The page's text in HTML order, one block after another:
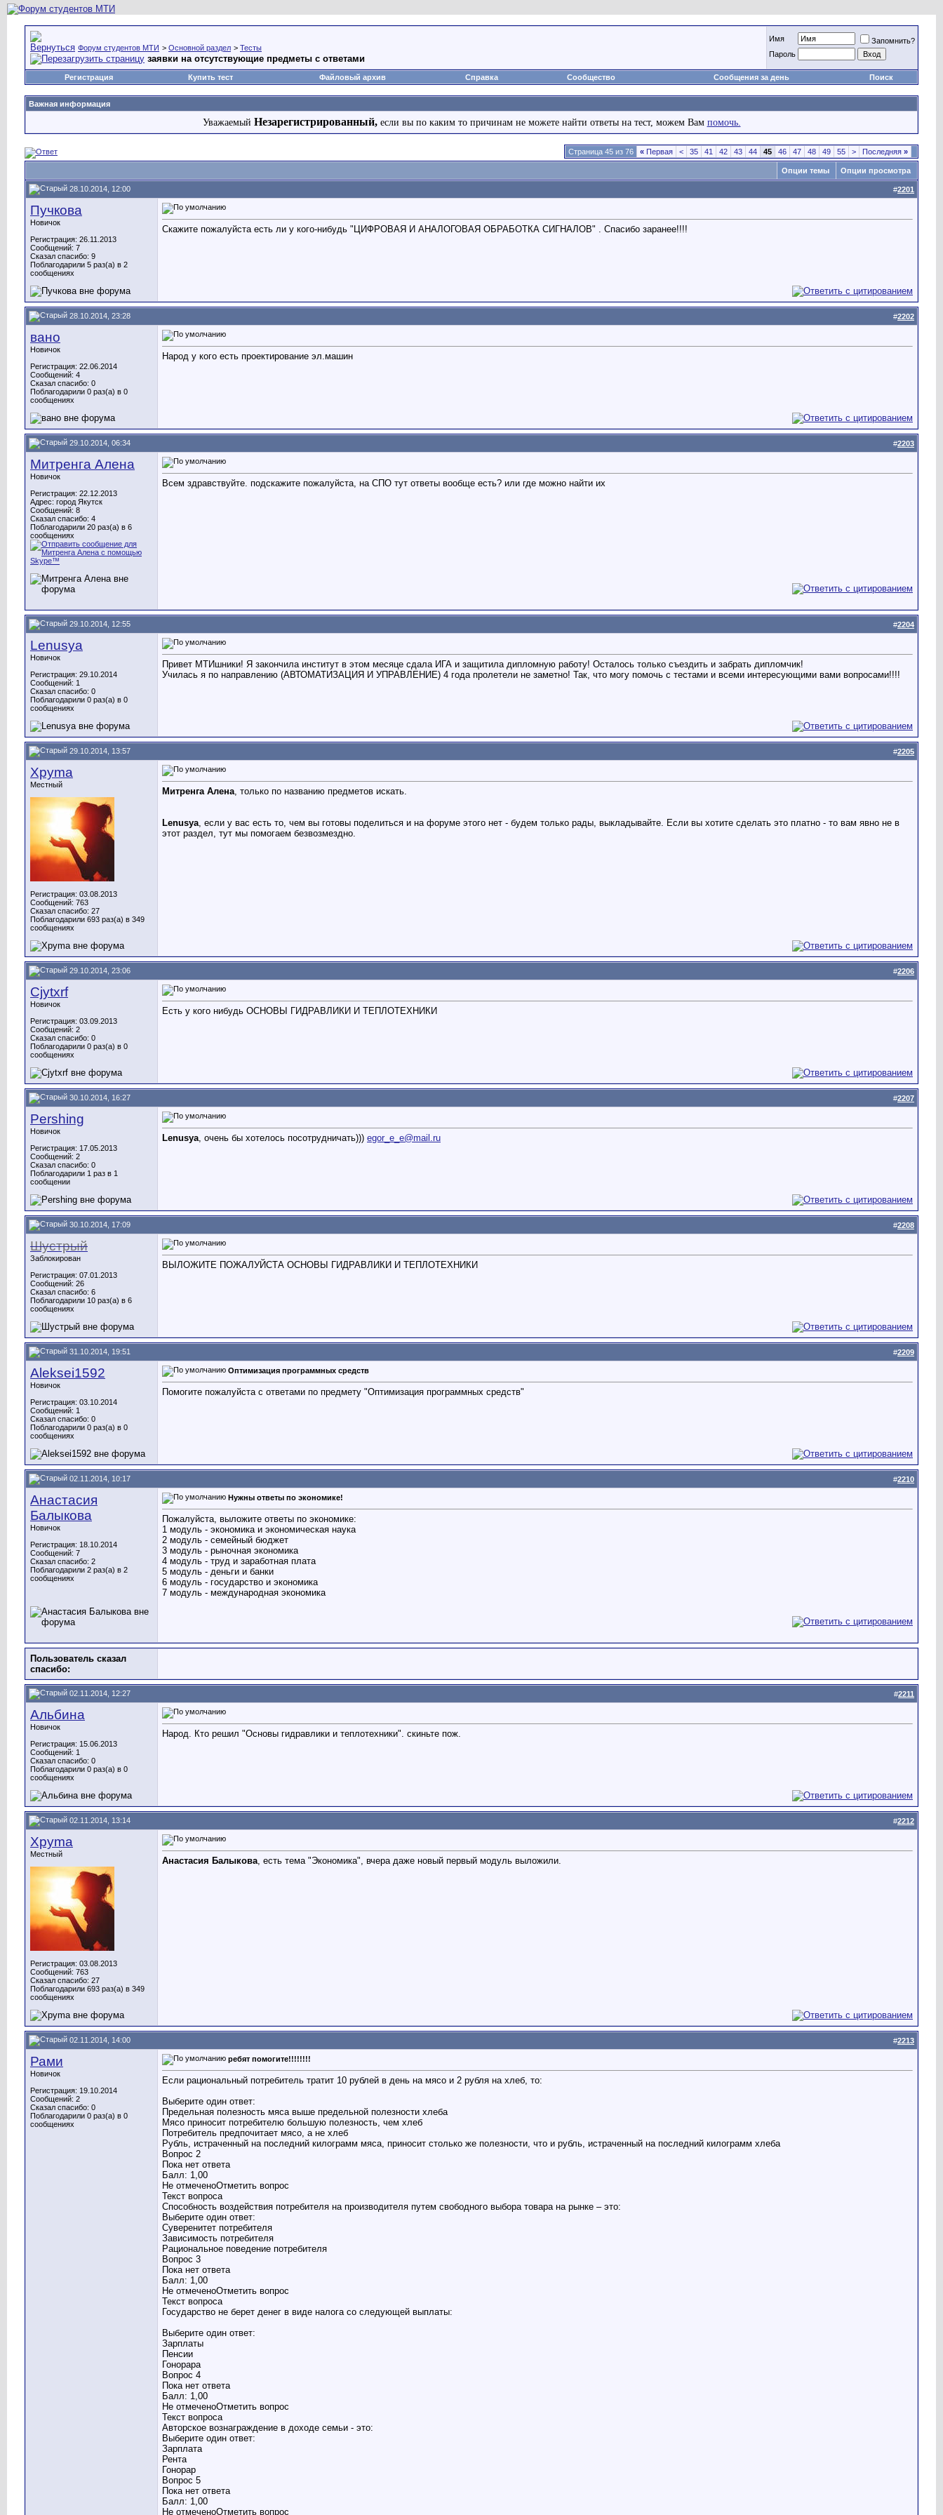
Форум студентов МТИ > Основной раздел > Тесты
заявки на отсутствующие предметы с ответами
Имя
Запомнить?
Пароль
Регистрация Купить тест Файловый архив Справка Сообщество Сообщения за день Поиск
Важная информация
Уважаемый Незарегистрированный, если вы по каким то причинам не можете найти ответы на тест, можем Вам помочь.
Страница 45 из 76 « Первая < 35 41 42 43 44 45 46 47 48 49 55 > Последняя »
Опции темы Опции просмотра
28.10.2014, 12:00 #2201
Пучкова
Новичок
Регистрация: 26.11.2013
Сообщений: 7
Сказал спасибо: 9
Поблагодарили 5 раз(а) в 2
сообщениях
Скажите пожалуйста есть ли у кого-нибудь "ЦИФРОВАЯ И АНАЛОГОВАЯ ОБРАБОТКА СИГНАЛОВ" . Спасибо заранее!!!!
28.10.2014, 23:28 #2202
вано
Новичок
Регистрация: 22.06.2014
Сообщений: 4
Сказал спасибо: 0
Поблагодарили 0 раз(а) в 0
сообщениях
Народ у кого есть проектирование эл.машин
29.10.2014, 06:34 #2203
Митренга Алена
Новичок
Регистрация: 22.12.2013
Адрес: город Якутск
Сообщений: 8
Сказал спасибо: 4
Поблагодарили 20 раз(а) в 6
сообщениях
Всем здравствуйте. подскажите пожалуйста, на СПО тут ответы вообще есть? или где можно найти их
29.10.2014, 12:55 #2204
Lenusya
Новичок
Регистрация: 29.10.2014
Сообщений: 1
Сказал спасибо: 0
Поблагодарили 0 раз(а) в 0
сообщениях
Привет МТИшники! Я закончила институт в этом месяце сдала ИГА и защитила дипломную работу! Осталось только съездить и забрать дипломчик!
Училась я по направлению (АВТОМАТИЗАЦИЯ И УПРАВЛЕНИЕ) 4 года пролетели не заметно! Так, что могу помочь с тестами и всеми интересующими вами вопросами!!!!
29.10.2014, 13:57 #2205
Xpyma
Местный
Регистрация: 03.08.2013
Сообщений: 763
Сказал спасибо: 27
Поблагодарили 693 раз(а) в 349
сообщениях
Митренга Алена, только по названию предметов искать.
Lenusya, если у вас есть то, чем вы готовы поделиться и на форуме этого нет - будем только рады, выкладывайте. Если вы хотите сделать это платно - то вам явно не в
этот раздел, тут мы помогаем безвозмездно.
29.10.2014, 23:06 #2206
Cjytxrf
Новичок
Регистрация: 03.09.2013
Сообщений: 2
Сказал спасибо: 0
Поблагодарили 0 раз(а) в 0
сообщениях
Есть у кого нибудь ОСНОВЫ ГИДРАВЛИКИ И ТЕПЛОТЕХНИКИ
30.10.2014, 16:27 #2207
Pershing
Новичок
Регистрация: 17.05.2013
Сообщений: 2
Сказал спасибо: 0
Поблагодарили 1 раз в 1
сообщении
Lenusya, очень бы хотелось посотрудничать))) egor_e_e@mail.ru
30.10.2014, 17:09 #2208
Шустрый
Заблокирован
Регистрация: 07.01.2013
Сообщений: 26
Сказал спасибо: 6
Поблагодарили 10 раз(а) в 6
сообщениях
ВЫЛОЖИТЕ ПОЖАЛУЙСТА ОСНОВЫ ГИДРАВЛИКИ И ТЕПЛОТЕХНИКИ
31.10.2014, 19:51 #2209
Aleksei1592
Новичок
Регистрация: 03.10.2014
Сообщений: 1
Сказал спасибо: 0
Поблагодарили 0 раз(а) в 0
сообщениях
Оптимизация программных средств
Помогите пожалуйста с ответами по предмету "Оптимизация программных средств"
02.11.2014, 10:17 #2210
Анастасия
Балыкова
Новичок
Регистрация: 18.10.2014
Сообщений: 7
Сказал спасибо: 2
Поблагодарили 2 раз(а) в 2
сообщениях
Нужны ответы по экономике!
Пожалуйста, выложите ответы по экономике:
1 модуль - экономика и экономическая наука
2 модуль - семейный бюджет
3 модуль - рыночная экономика
4 модуль - труд и заработная плата
5 модуль - деньги и банки
6 модуль - государство и экономика
7 модуль - международная экономика
Пользователь сказал
cпасибо:
02.11.2014, 12:27 #2211
Альбина
Новичок
Регистрация: 15.06.2013
Сообщений: 1
Сказал спасибо: 0
Поблагодарили 0 раз(а) в 0
сообщениях
Народ. Кто решил "Основы гидравлики и теплотехники". скиньте пож.
02.11.2014, 13:14 #2212
Xpyma
Местный
Регистрация: 03.08.2013
Сообщений: 763
Сказал спасибо: 27
Поблагодарили 693 раз(а) в 349
сообщениях
Анастасия Балыкова, есть тема "Экономика", вчера даже новый первый модуль выложили.
02.11.2014, 14:00 #2213
Рами
Новичок
Регистрация: 19.10.2014
Сообщений: 2
Сказал спасибо: 0
Поблагодарили 0 раз(а) в 0
сообщениях
ребят помогите!!!!!!!!
Если рациональный потребитель тратит 10 рублей в день на мясо и 2 рубля на хлеб, то:
Выберите один ответ:
Предельная полезность мяса выше предельной полезности хлеба
Мясо приносит потребителю большую полезность, чем хлеб
Потребитель предпочитает мясо, а не хлеб
Рубль, истраченный на последний килограмм мяса, приносит столько же полезности, что и рубль, истраченный на последний килограмм хлеба
Вопрос 2
Пока нет ответа
Балл: 1,00
Не отмеченоОтметить вопрос
Текст вопроса
Способность воздействия потребителя на производителя путем свободного выбора товара на рынке – это:
Выберите один ответ:
Суверенитет потребителя
Зависимость потребителя
Рациональное поведение потребителя
Вопрос 3
Пока нет ответа
Балл: 1,00
Не отмеченоОтметить вопрос
Текст вопроса
Государство не берет денег в виде налога со следующей выплаты:
Выберите один ответ:
Зарплаты
Пенсии
Гонорара
Вопрос 4
Пока нет ответа
Балл: 1,00
Не отмеченоОтметить вопрос
Текст вопроса
Авторское вознаграждение в доходе семьи - это:
Выберите один ответ:
Зарплата
Рента
Гонорар
Вопрос 5
Пока нет ответа
Балл: 1,00
Не отмеченоОтметить вопрос